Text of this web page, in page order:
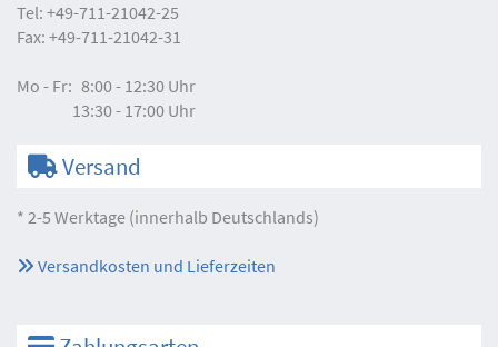
Tel: +49-711-21042-25
Fax: +49-711-21042-31
Mo - Fr: 8:00 - 12:30 Uhr
13:30 - 17:00 Uhr
Versand
* 2-5 Werktage (innerhalb Deutschlands)
Versandkosten und Lieferzeiten